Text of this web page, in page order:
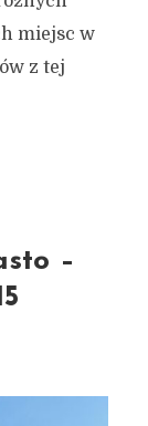
miejsc w
z tej
–